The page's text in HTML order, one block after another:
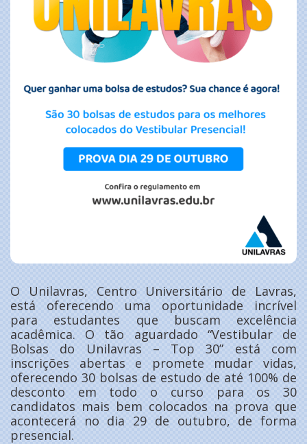
O Unilavras, Centro Universitário de Lavras,
está oferecendo uma oportunidade incrível
para estudantes que buscam excelência
acadêmica. O tão aguardado “Vestibular de
Bolsas do Unilavras – Top 30” está com
inscrições abertas e promete mudar vidas,
oferecendo 30 bolsas de estudo de até 100% de
desconto em todo o curso para os 30
candidatos mais bem colocados na prova que
acontecerá no dia 29 de outubro, de forma
presencial.